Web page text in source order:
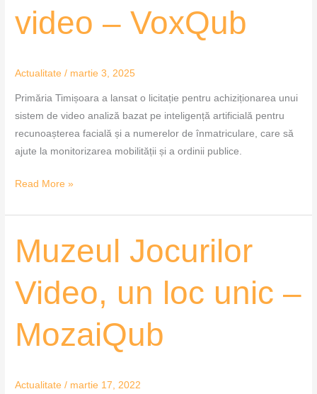
video – VoxQub
Actualitate / martie 3, 2025
Primăria Timișoara a lansat o licitație pentru achiziționarea unui
sistem de video analiză bazat pe inteligență artificială pentru
recunoașterea facială și a numerelor de înmatriculare, care să
ajute la monitorizarea mobilității și a ordinii publice.
Read More »
Muzeul Jocurilor
Video, un loc unic –
MozaiQub
Actualitate / martie 17, 2022
Muzeul
Jocurilor
un
unic
–